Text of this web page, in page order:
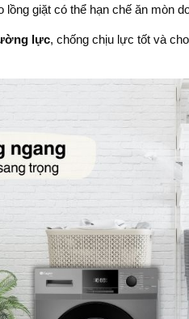
giặt có thể hạn chế ăn mòn
lực, chống chịu lực tốt và